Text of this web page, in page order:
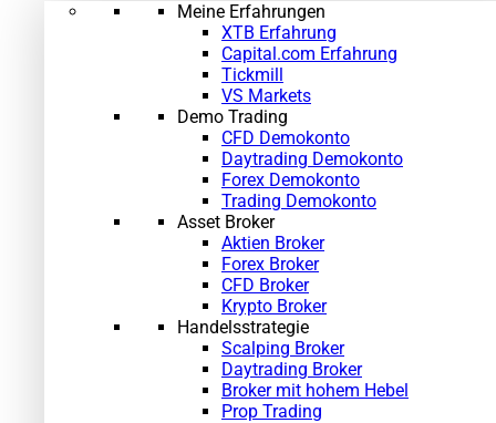
Meine Erfahrungen
XTB Erfahrung
Capital.com Erfahrung
Tickmill
VS Markets
Demo Trading
CFD Demokonto
Daytrading Demokonto
Forex Demokonto
Trading Demokonto
Asset Broker
Aktien Broker
Forex Broker
CFD Broker
Krypto Broker
Handelsstrategie
Scalping Broker
Daytrading Broker
Broker mit hohem Hebel
Prop Trading